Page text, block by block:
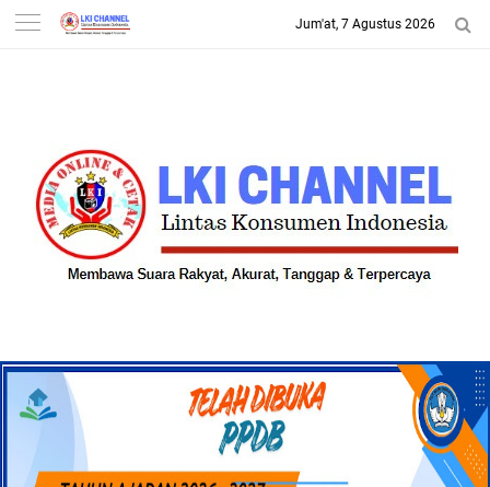
-->
Jum'at, 7 Agustus 2026